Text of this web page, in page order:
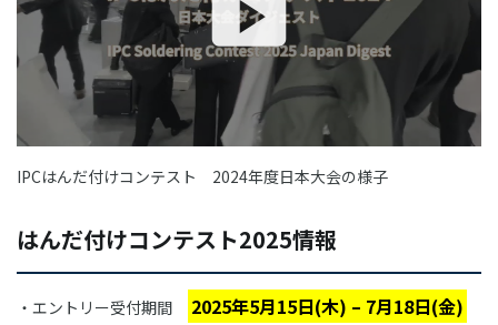
IPCはんだ付けコンテスト 2024年度日本大会の様子
はんだ付けコンテスト2025情報
・エントリー受付期間 2025年5月15日(木) – 7月18日(金)